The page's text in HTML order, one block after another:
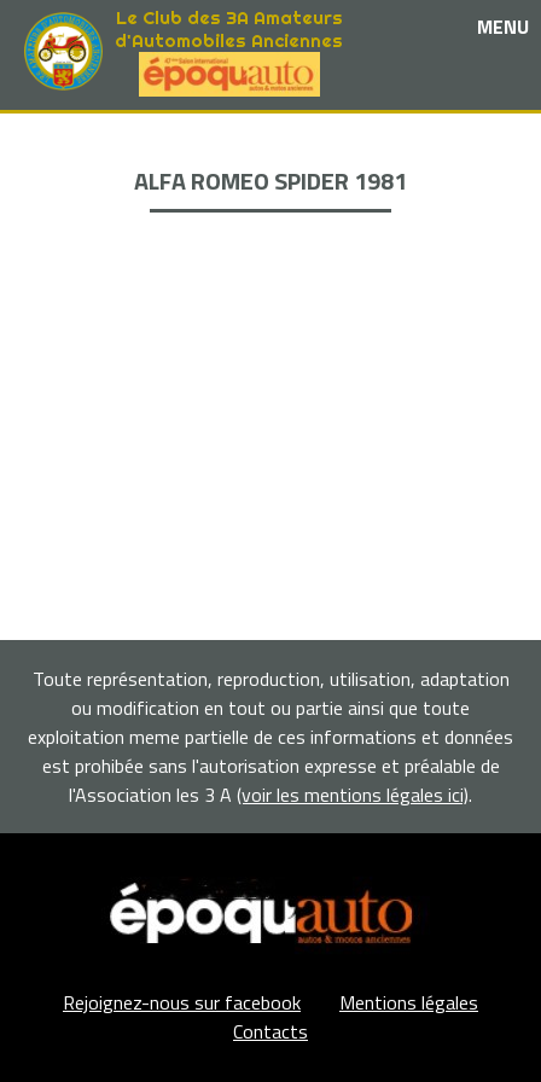
MENU
Le Club des 3A Amateurs
d'Automobiles Anciennes
ALFA ROMEO SPIDER 1981
Toute représentation, reproduction, utilisation, adaptation
ou modification en tout ou partie ainsi que toute
exploitation meme partielle de ces informations et données
est prohibée sans l'autorisation expresse et préalable de
l'Association les 3 A (voir les mentions légales ici).
Rejoignez-nous sur facebook
Mentions légales
Contacts